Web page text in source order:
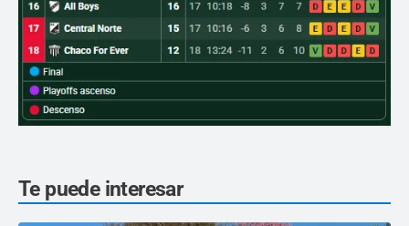
Te puede interesar